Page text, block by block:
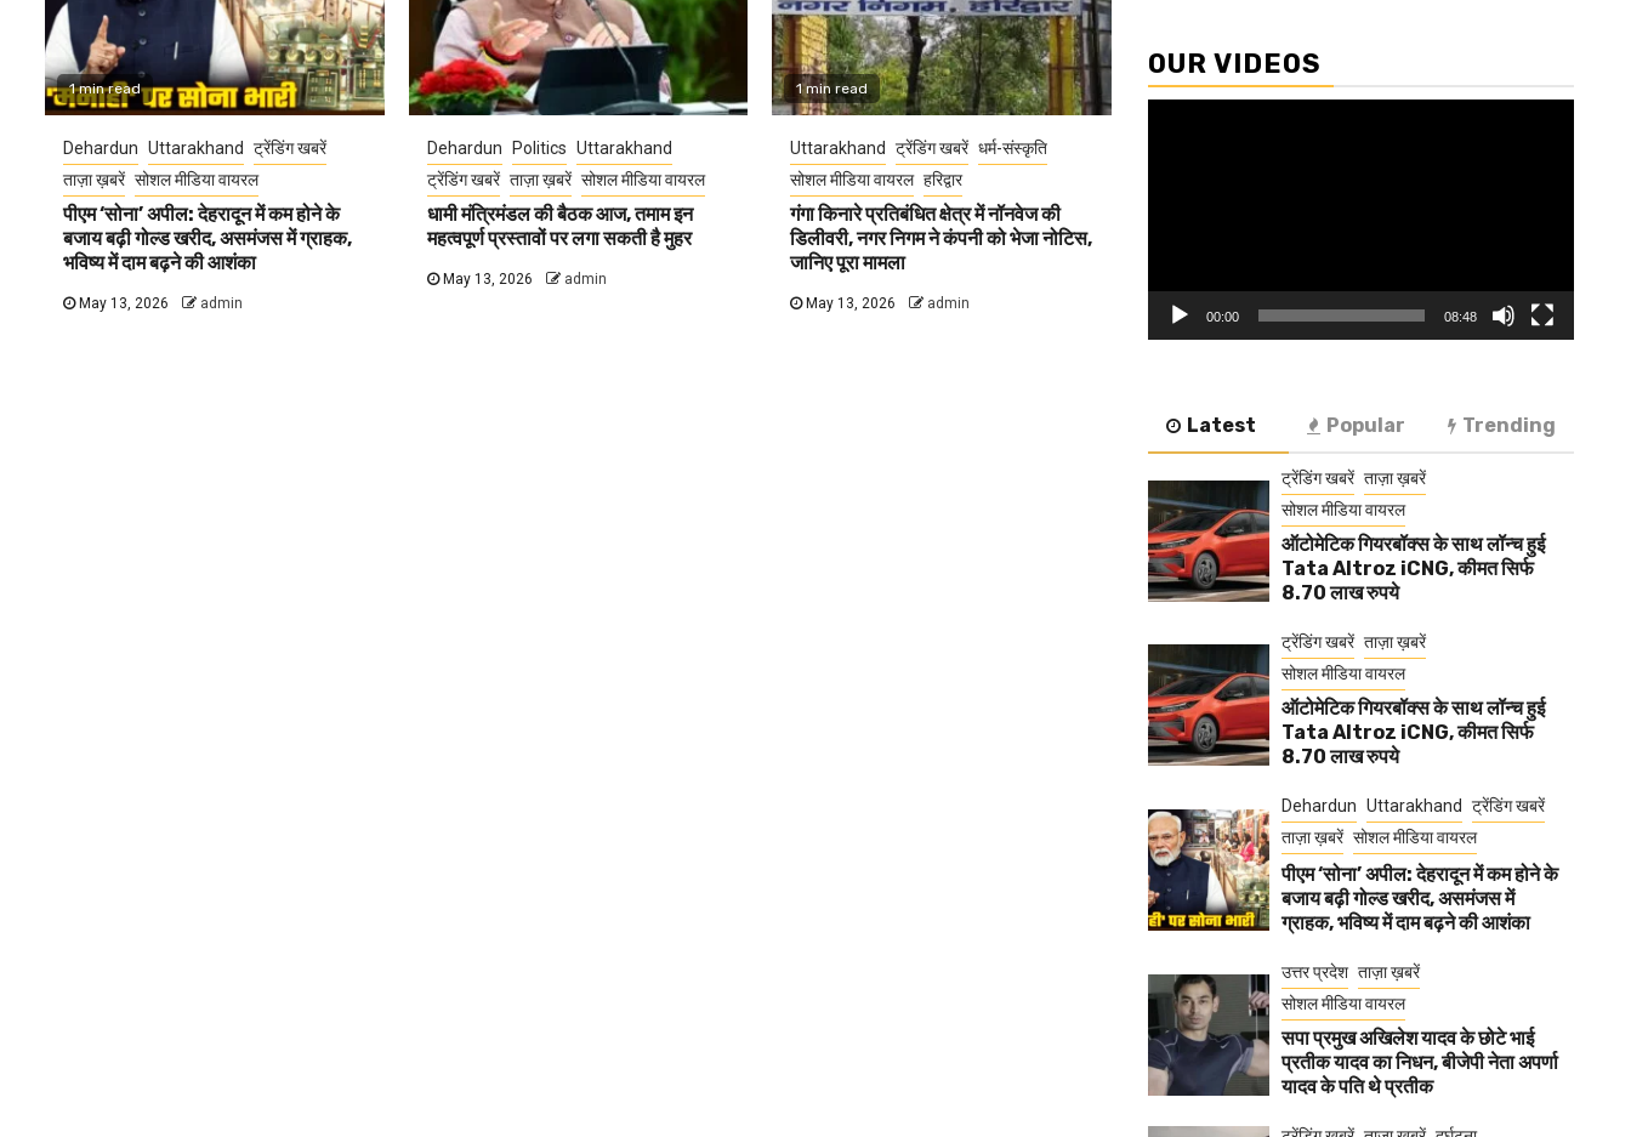
1 min read
Dehardun Uttarakhand
ट्रेंडिंग खबरें
ताज़ा ख़बरें सोशल मीडिया वायरल
पीएम ‘सोना’ अपील: देहरादून में कम होने के
बजाय बढ़ी गोल्ड खरीद, असमंजस में ग्राहक,
भविष्य में दाम बढ़ने की आशंका
May 13, 2026 admin
Dehardun Politics Uttarakhand
ट्रेंडिंग खबरें ताज़ा ख़बरें सोशल मीडिया वायरल
धामी मंत्रिमंडल की बैठक आज, तमाम इन
महत्वपूर्ण प्रस्तावों पर लगा सकती है मुहर
May 13, 2026 admin
1 min read
Uttarakhand ट्रेंडिंग खबरें धर्म-संस्कृति
सोशल मीडिया वायरल हरिद्वार
गंगा किनारे प्रतिबंधित क्षेत्र में नॉनवेज की
डिलीवरी, नगर निगम ने कंपनी को भेजा नोटिस,
जानिए पूरा मामला
May 13, 2026 admin
OUR VIDEOS
00:00 08:48
Latest Popular Trending
ट्रेंडिंग खबरें ताज़ा ख़बरें
सोशल मीडिया वायरल
ऑटोमेटिक गियरबॉक्स के साथ लॉन्च हुई
Tata Altroz iCNG, कीमत सिर्फ
8.70 लाख रुपये
ट्रेंडिंग खबरें ताज़ा ख़बरें
सोशल मीडिया वायरल
ऑटोमेटिक गियरबॉक्स के साथ लॉन्च हुई
Tata Altroz iCNG, कीमत सिर्फ
8.70 लाख रुपये
Dehardun Uttarakhand
ट्रेंडिंग खबरें
ताज़ा ख़बरें सोशल मीडिया वायरल
पीएम ‘सोना’ अपील: देहरादून में कम होने के
बजाय बढ़ी गोल्ड खरीद, असमंजस में
ग्राहक, भविष्य में दाम बढ़ने की आशंका
उत्तर प्रदेश ताज़ा ख़बरें
सोशल मीडिया वायरल
सपा प्रमुख अखिलेश यादव के छोटे भाई
प्रतीक यादव का निधन, बीजेपी नेता अपर्णा
यादव के पति थे प्रतीक